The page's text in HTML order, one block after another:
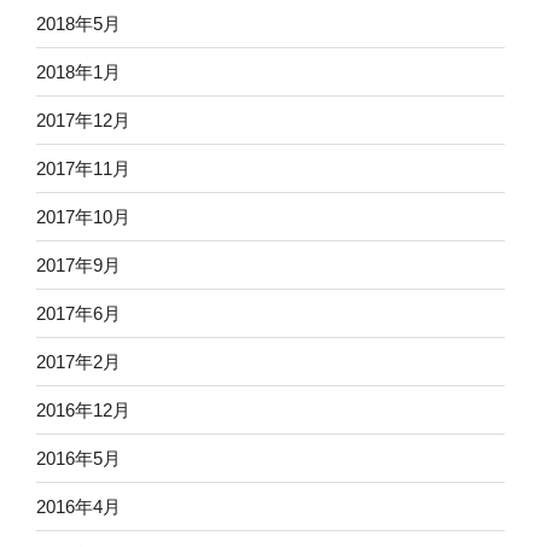
2018年5月
2018年1月
2017年12月
2017年11月
2017年10月
2017年9月
2017年6月
2017年2月
2016年12月
2016年5月
2016年4月